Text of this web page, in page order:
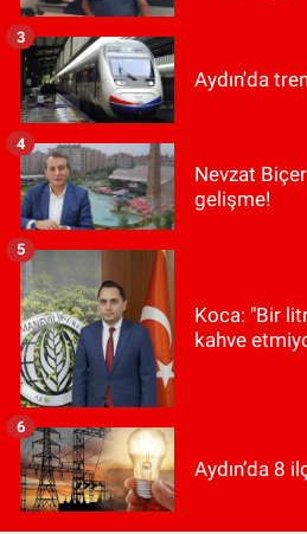
Aydın'da
3
Nevzat
gelişme!
4
Koca: "Bir
kahve
5
Aydın’da 8
6